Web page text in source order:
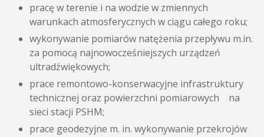
pracę w terenie i na wodzie w zmiennych
warunkach atmosferycznych w ciągu całego roku;
wykonywanie pomiarów natężenia przepływu m.in.
za pomocą najnowocześniejszych urządzeń
ultradźwiękowych;
prace remontowo-konserwacyjne infrastruktury
technicznej oraz powierzchni pomiarowych na
sieci stacji PSHM;
prace geodezyjne m. in. wykonywanie przekrojów